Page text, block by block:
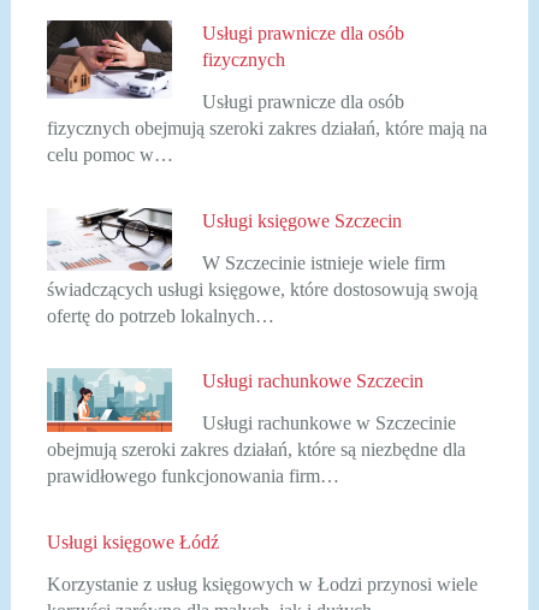
Usługi prawnicze dla osób
fizycznych
Usługi prawnicze dla osób
fizycznych obejmują szeroki zakres działań, które mają na
celu pomoc w…
Usługi księgowe Szczecin
W Szczecinie istnieje wiele firm
świadczących usługi księgowe, które dostosowują swoją
ofertę do potrzeb lokalnych…
Usługi rachunkowe Szczecin
Usługi rachunkowe w Szczecinie
obejmują szeroki zakres działań, które są niezbędne dla
prawidłowego funkcjonowania firm…
Usługi księgowe Łódź
Korzystanie z usług księgowych w Łodzi przynosi wiele